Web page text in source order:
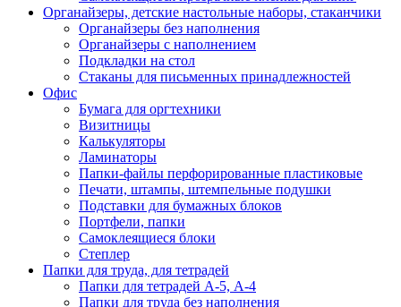
Органайзеры, детские настольные наборы, стаканчики
Органайзеры без наполнения
Органайзеры с наполнением
Подкладки на стол
Стаканы для письменных принадлежностей
Офис
Бумага для оргтехники
Визитницы
Калькуляторы
Ламинаторы
Папки-файлы перфорированные пластиковые
Печати, штампы, штемпельные подушки
Подставки для бумажных блоков
Портфели, папки
Самоклеящиеся блоки
Степлер
Папки для труда, для тетрадей
Папки для тетрадей А-5, А-4
Папки для труда без наполнения